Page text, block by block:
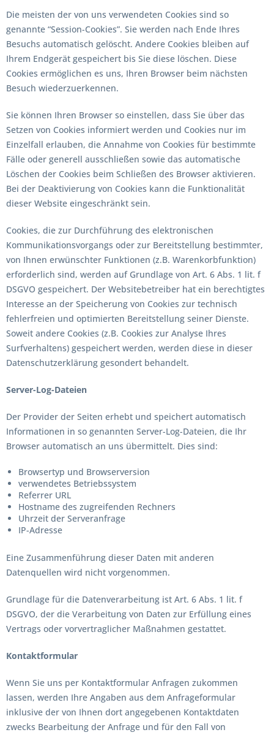
Die meisten der von uns verwendeten Cookies sind so
genannte “Session-Cookies”. Sie werden nach Ende Ihres
Besuchs automatisch gelöscht. Andere Cookies bleiben auf
Ihrem Endgerät gespeichert bis Sie diese löschen. Diese
Cookies ermöglichen es uns, Ihren Browser beim nächsten
Besuch wiederzuerkennen.
Sie können Ihren Browser so einstellen, dass Sie über das
Setzen von Cookies informiert werden und Cookies nur im
Einzelfall erlauben, die Annahme von Cookies für bestimmte
Fälle oder generell ausschließen sowie das automatische
Löschen der Cookies beim Schließen des Browser aktivieren.
Bei der Deaktivierung von Cookies kann die Funktionalität
dieser Website eingeschränkt sein.
Cookies, die zur Durchführung des elektronischen
Kommunikationsvorgangs oder zur Bereitstellung bestimmter,
von Ihnen erwünschter Funktionen (z.B. Warenkorbfunktion)
erforderlich sind, werden auf Grundlage von Art. 6 Abs. 1 lit. f
DSGVO gespeichert. Der Websitebetreiber hat ein berechtigtes
Interesse an der Speicherung von Cookies zur technisch
fehlerfreien und optimierten Bereitstellung seiner Dienste.
Soweit andere Cookies (z.B. Cookies zur Analyse Ihres
Surfverhaltens) gespeichert werden, werden diese in dieser
Datenschutzerklärung gesondert behandelt.
Server-Log-Dateien
Der Provider der Seiten erhebt und speichert automatisch
Informationen in so genannten Server-Log-Dateien, die Ihr
Browser automatisch an uns übermittelt. Dies sind:
Browsertyp und Browserversion
verwendetes Betriebssystem
Referrer URL
Hostname des zugreifenden Rechners
Uhrzeit der Serveranfrage
IP-Adresse
Eine Zusammenführung dieser Daten mit anderen
Datenquellen wird nicht vorgenommen.
Grundlage für die Datenverarbeitung ist Art. 6 Abs. 1 lit. f
DSGVO, der die Verarbeitung von Daten zur Erfüllung eines
Vertrags oder vorvertraglicher Maßnahmen gestattet.
Kontaktformular
Wenn Sie uns per Kontaktformular Anfragen zukommen
lassen, werden Ihre Angaben aus dem Anfrageformular
inklusive der von Ihnen dort angegebenen Kontaktdaten
zwecks Bearbeitung der Anfrage und für den Fall von